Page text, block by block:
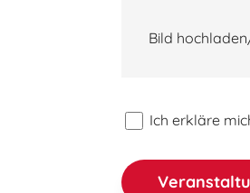
Bild
Ich erkläre